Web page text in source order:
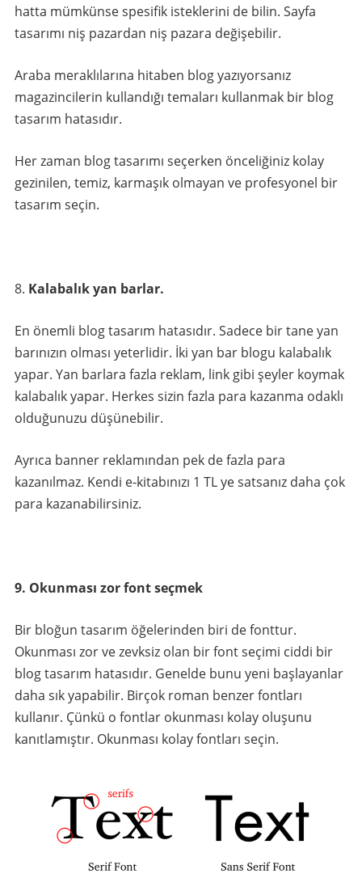
hatta mümkünse spesifik isteklerini de bilin. Sayfa
tasarımı niş pazardan niş pazara değişebilir.
Araba meraklılarına hitaben blog yazıyorsanız
magazincilerin kullandığı temaları kullanmak bir blog
tasarım hatasıdır.
Her zaman blog tasarımı seçerken önceliğiniz kolay
gezinilen, temiz, karmaşık olmayan ve profesyonel bir
tasarım seçin.
Kalabalık yan barlar.
En önemli blog tasarım hatasıdır. Sadece bir tane yan
barınızın olması yeterlidir. İki yan bar blogu kalabalık
yapar. Yan barlara fazla reklam, link gibi şeyler koymak
kalabalık yapar. Herkes sizin fazla para kazanma odaklı
olduğunuzu düşünebilir.
Ayrıca banner reklamından pek de fazla para
kazanılmaz. Kendi e-kitabınızı 1 TL ye satsanız daha çok
para kazanabilirsiniz.
9. Okunması zor font seçmek
Bir bloğun tasarım öğelerinden biri de fonttur.
Okunması zor ve zevksiz olan bir font seçimi ciddi bir
blog tasarım hatasıdır. Genelde bunu yeni başlayanlar
daha sık yapabilir. Birçok roman benzer fontları
kullanır. Çünkü o fontlar okunması kolay oluşunu
kanıtlamıştır. Okunması kolay fontları seçin.